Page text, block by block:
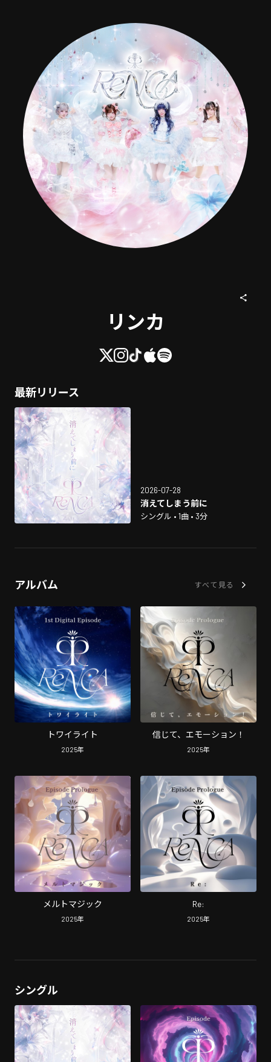
リンカ
最新リリース
2026-07-28
消えてしまう前に
シングル • 1曲 • 3分
アルバム すべて見る
トワイライト
2025年
信じて、エモーション！
2025年
メルトマジック
2025年
Re:
2025年
シングル